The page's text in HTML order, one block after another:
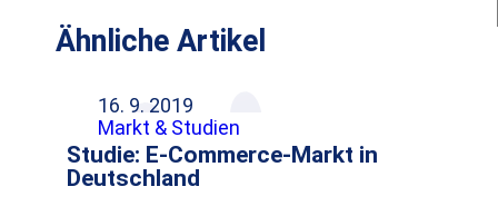
Ähnliche Artikel
16. 9. 2019
Markt & Studien
Studie: E-Commerce-Markt in
Deutschland